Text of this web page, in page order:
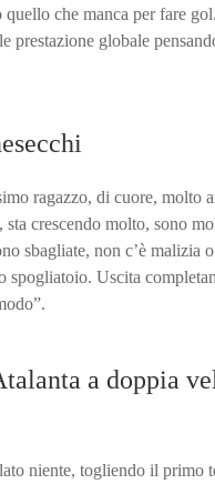
che manca per fare
prestazione globale
ragazzo, di cuore, molto
sta crescendo molto, sono
sbagliate, non c’è malizia
spogliatoio. Uscita
a doppia
niente, togliendo il primo